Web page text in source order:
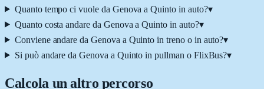
Quanto tempo ci vuole da Genova a Quinto in auto?▾
Quanto costa andare da Genova a Quinto in auto?▾
Conviene andare da Genova a Quinto in treno o in auto?▾
Si può andare da Genova a Quinto in pullman o FlixBus?▾
Calcola un altro percorso